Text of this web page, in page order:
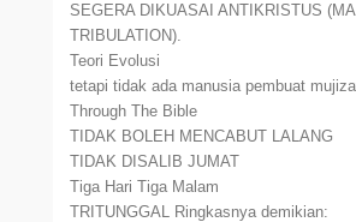
SEGERA DIKUASAI ANTIKRISTUS
TRIBULATION).
Teori Evolusi
tetapi tidak ada manusia pembuat
Through The Bible
TIDAK BOLEH MENCABUT LALANG
TIDAK DISALIB JUMAT
Tiga Hari Tiga Malam
TRITUNGGAL Ringkasnya demikian: